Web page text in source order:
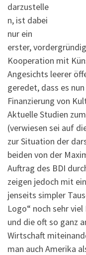
darzustelle
n, ist dabei
nur ein
erster,
Kooperation mit
Angesichts leerer
geredet, dass es
Finanzierung von
Aktuelle Studien
(verwiesen sei auf
zur Situation der
beiden von der
Auftrag des BDI
zeigen jedoch mit
jenseits simpler
Logo“ noch sehr
und die oft so ganz
Wirtschaft
man auch Amerika